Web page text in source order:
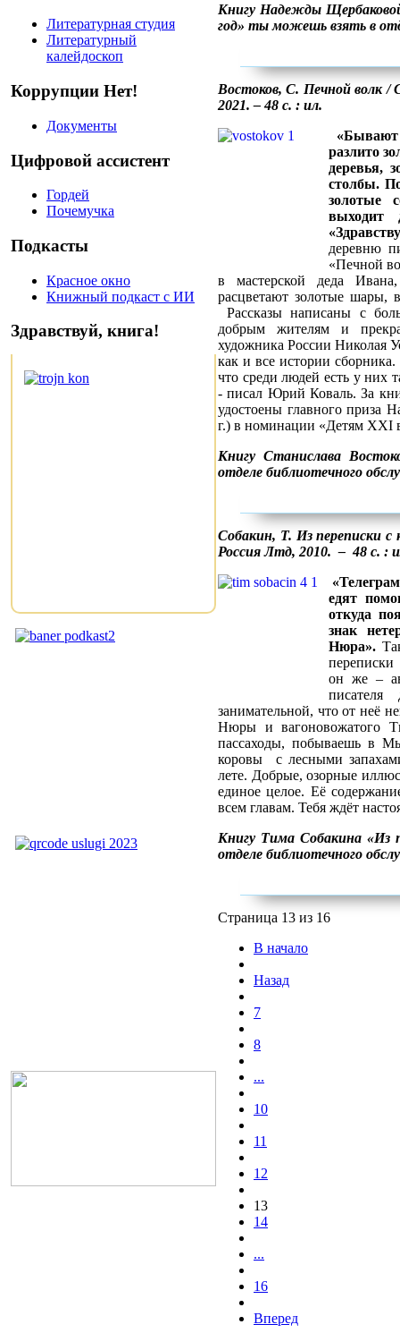
Литературная студия
Литературный
калейдоскоп
Коррупции Нет!
Документы
Цифровой ассистент
Гордей
Почемучка
Подкасты
Красное окно
Книжный подкаст с ИИ
Здравствуй, книга!
Книгу Надежды
год» ты можешь взять в
Востоков, С. Печной волк
2021. – 48 с. : ил.
разлито
деревья,
столбы.
золотые
выходит
деревню
«Печной
в мастерской деда
расцветают золотые шары,
Рассказы написаны с
добрым жителям и
художника России Николая
как и все истории
что среди людей есть у них
- писал Юрий Коваль. За
удостоены главного приза
г.) в номинации «Детям XXI
Книгу Станислава
отделе библиотечного
Собакин, Т. Из переписки
Россия Лтд, 2010. – 48 с. :
едят
откуда
знак
Нюра».
он же –
занимательной, что от неё
Нюры и вагоновожатого
пассаходы, побываешь в
коровы с лесными
лете. Добрые, озорные
единое целое. Её
всем главам. Тебя ждёт
Книгу Тима Собакина «Из
отделе библиотечного
Страница 13 из 16
В начало
Назад
7
8
...
10
11
12
13
14
...
16
Вперед